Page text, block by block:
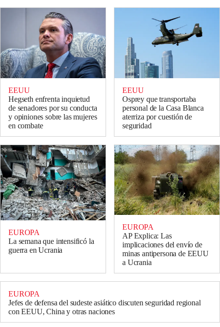
EEUU
Hegseth enfrenta inquietud
de senadores por su conducta
y opiniones sobre las mujeres
en combate
EEUU
Osprey que transportaba
personal de la Casa Blanca
aterriza por cuestión de
seguridad
EUROPA
La semana que intensificó la
guerra en Ucrania
EUROPA
AP Explica: Las
implicaciones del envío de
minas antipersona de EEUU
a Ucrania
EUROPA
Jefes de defensa del sudeste asiático discuten seguridad regional
con EEUU, China y otras naciones